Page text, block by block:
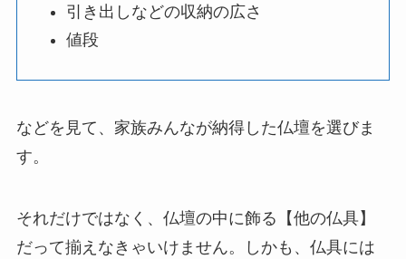
引き出しなどの収納の広さ
値段
などを見て、家族みんなが納得した仏壇を選びま
す。
それだけではなく、仏壇の中に飾る【他の仏具】
だって揃えなきゃいけません。しかも、仏具には